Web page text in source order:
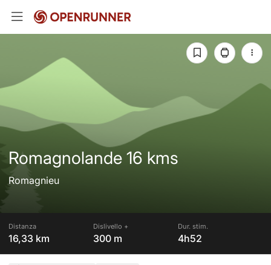
Romagnolande 16 kms
Romagnieu
Distanza
16,33 km
Dislivello +
300 m
Dur. stim.
4h52